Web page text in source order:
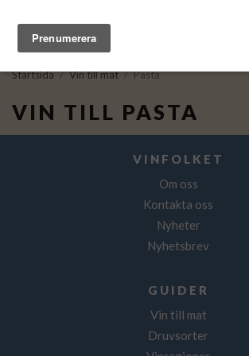
Startsida / Vin till mat / Pasta
VIN TILL PASTA
VINFOLKET
Om oss
Kontakta oss
Nyheter
Nyhetsbrev
GUIDER
Vin till mat
Druvsorter